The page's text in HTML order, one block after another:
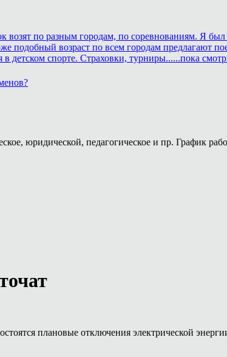
по разным городам, по соревнованиям. Я был
подобный возраст по всем городам предлагают
детском спорте. Страховки, турниры......пока
юридической, педагогическое и пр. График
плановые отключения электрической